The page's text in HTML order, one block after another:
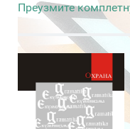
Преузмите